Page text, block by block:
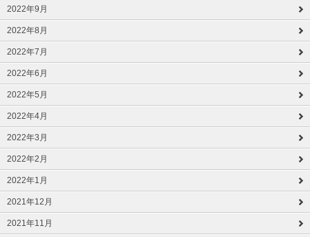
2022年9月
2022年8月
2022年7月
2022年6月
2022年5月
2022年4月
2022年3月
2022年2月
2022年1月
2021年12月
2021年11月